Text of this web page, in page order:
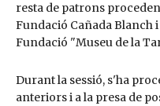
resta de patrons
Fundació Cañada Blanch
Fundació "Museu de la
Durant la sessió, s'ha
anteriors i a la presa de